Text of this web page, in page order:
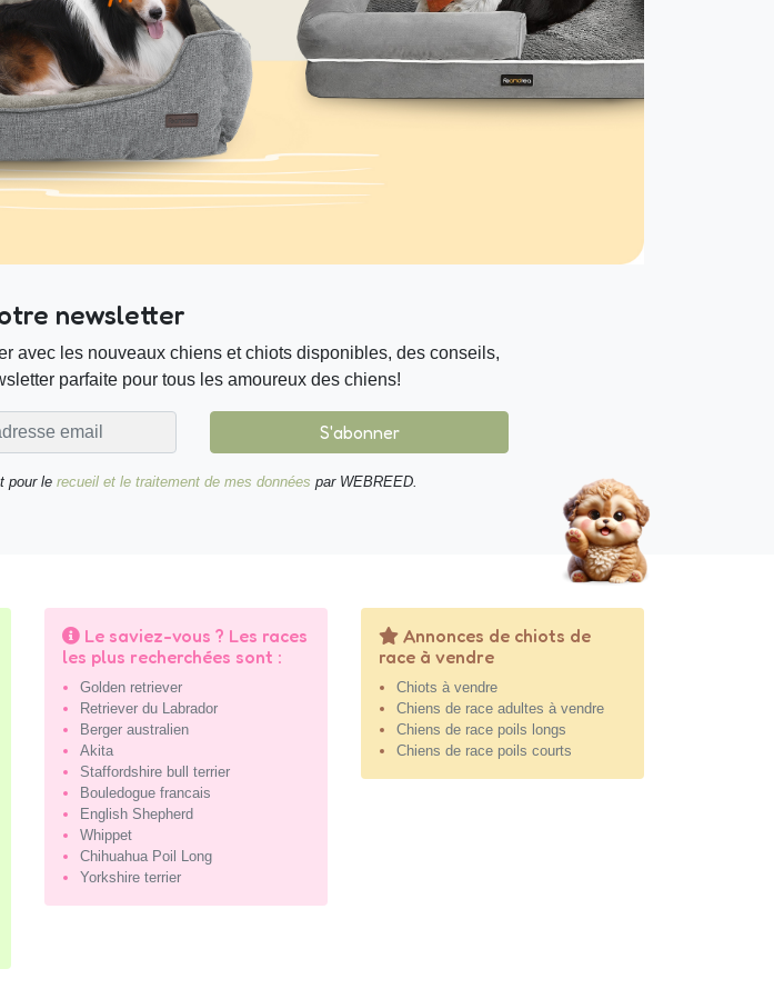
newsletter
avec les nouveaux chiens et chiots disponibles, des conseils,
parfaite pour tous les amoureux des chiens!
S'abonner
pour le recueil et le traitement de mes données par WEBREED.
Le saviez-vous ? Les races
les plus recherchées sont :
Golden retriever
Retriever du Labrador
Berger australien
Akita
Staffordshire bull terrier
Bouledogue francais
English Shepherd
Whippet
Chihuahua Poil Long
Yorkshire terrier
Annonces de chiots de
race à vendre
Chiots à vendre
Chiens de race adultes à vendre
Chiens de race poils longs
Chiens de race poils courts